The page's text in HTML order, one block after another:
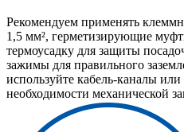
Рекомендуем применять
1,5 мм², герметизирующие
термоусадку для защиты
зажимы для правильного
используйте кабель-каналы
необходимости механической